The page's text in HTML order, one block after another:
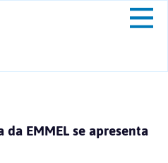
EMMEL se apresenta